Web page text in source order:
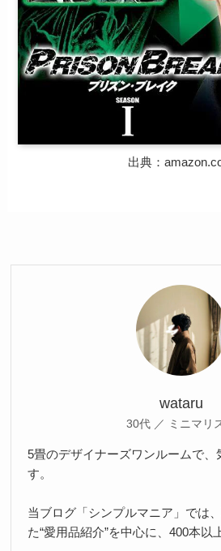
出典：
wataru
30代 ／ ミニマリ
5畳のデザイナーズワンルームで、
す。
当ブログ「シンプルマニア」では
た“愛用品紹介”を中心に、400本以